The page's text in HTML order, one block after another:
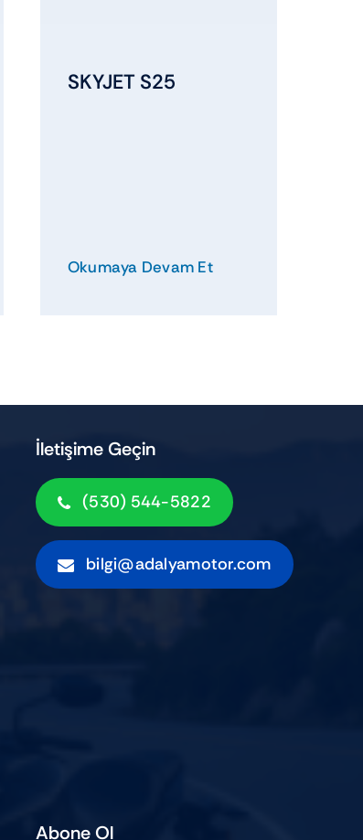
SKYJET S25
Okumaya Devam Et
İletişime Geçin
(530) 544-5822
bilgi@adalyamotor.com
Abone Ol